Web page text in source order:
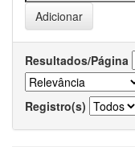
Resultados/Página
Registro(s)